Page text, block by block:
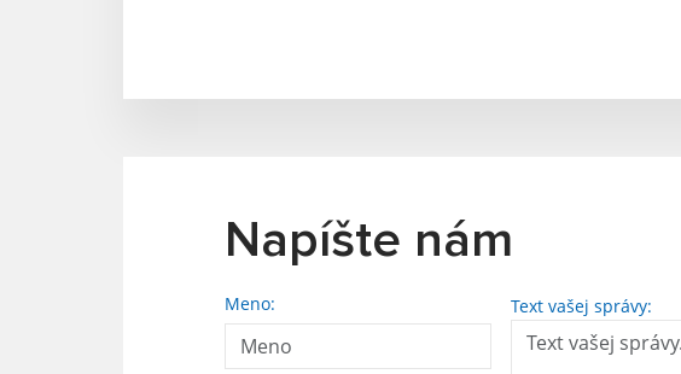
Napíšte nám
Meno: Text vašej správy: